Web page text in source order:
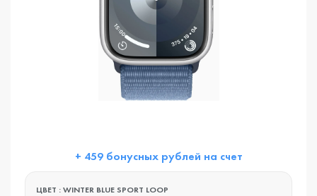
+ 459 бонусных рублей на счет
ЦВЕТ : WINTER BLUE SPORT LOOP